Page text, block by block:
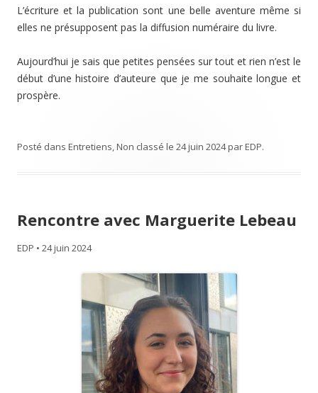
L’écriture et la publication sont une belle aventure même si
elles ne présupposent pas la diffusion numéraire du livre.
Aujourd’hui je sais que petites pensées sur tout et rien n’est le
début d’une histoire d’auteure que je me souhaite longue et
prospère.
Posté dans Entretiens,Non classé le 24 juin 2024parEDP.
Rencontre avec Marguerite Lebeau
EDP • 24 juin 2024